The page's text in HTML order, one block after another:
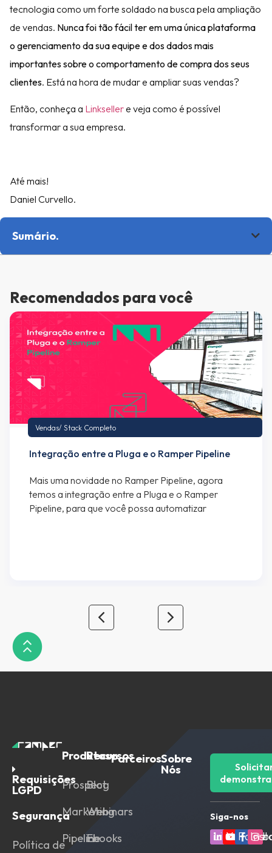
tecnologia como um forte soldado na busca pela ampliação
de vendas. Nunca foi tão fácil ter em uma única plataforma
o gerenciamento da sua equipe e dos dados mais
importantes sobre o comportamento de compra dos seus
clientes. Está na hora de mudar e ampliar suas vendas?
Então, conheça a Linksellere veja como é possível
transformar a sua empresa.
Até mais!
Daniel Curvello.
Sumário.
Recomendados para você
Vendas/ Stack Completo
Integração entre a Pluga e o Ramper Pipeline
Mais uma novidade no Ramper Pipeline, agora
temos a integração entre a Pluga e o Ramper
Pipeline, para que você possa automatizar
Requisições
LGPD
Segurança
Política de
Produtos
Prospect
Marketing
Pipeline
Recursos
Blog
Webinars
Ebooks
ParceirosSobre
Nós
Siga-nos
Linkedin
Youtube